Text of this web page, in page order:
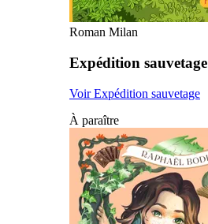
Roman Milan
Expédition sauvetage
Voir Expédition sauvetage
À paraître